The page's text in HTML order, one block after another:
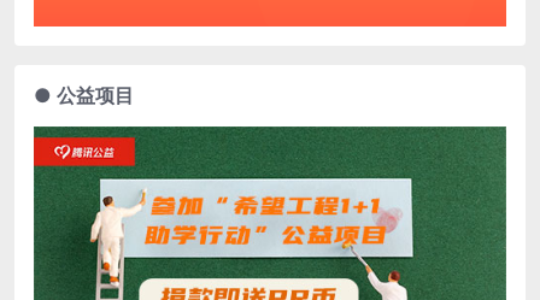
● 公益项目